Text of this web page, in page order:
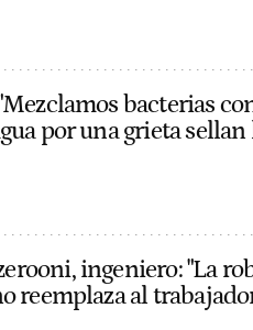
bacterias
por una grieta sellan
ingeniero: "La
reemplaza al